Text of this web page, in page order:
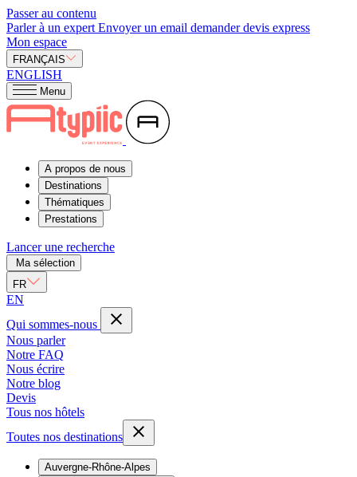
Passer au contenu
Parler à un expert Envoyer un email demander devis express
Mon espace
FRANÇAIS
ENGLISH
Menu
A propos de nous
Destinations
Thématiques
Prestations
Lancer une recherche
Ma sélection
FR
EN
Qui sommes-nous
Nous parler
Notre FAQ
Nous écrire
Notre blog
Devis
Tous nos hôtels
Toutes nos destinations
Auvergne-Rhône-Alpes